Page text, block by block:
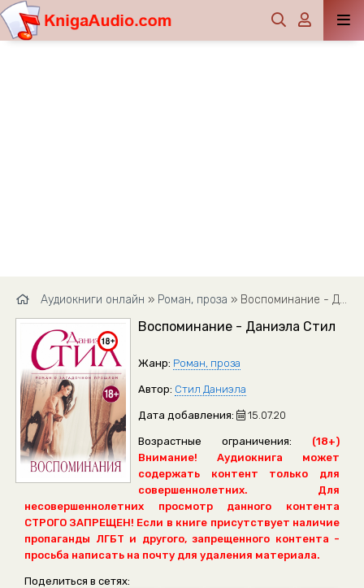
Аудиокниги онлайн » Роман, проза » Воспоминание - Даниэла Стил
Воспоминание - Даниэла Стил
Жанр: Роман, проза
Автор: Стил Даниэла
Дата добавления: 15.07.20
Возрастные ограничения:
(18+)
Внимание! Аудиокнига может
содержать контент только для
совершеннолетних. Для
несовершеннолетних просмотр данного контента
СТРОГО ЗАПРЕЩЕН! Если в книге присутствует наличие
пропаганды ЛГБТ и другого, запрещенного контента -
просьба написать на почту для удаления материала.
Поделиться в сетях: